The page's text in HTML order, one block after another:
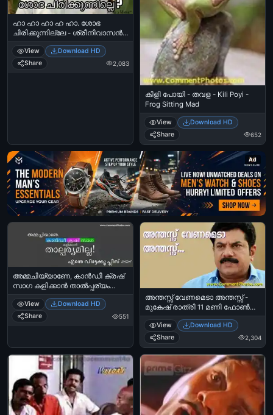
ഹാ ഹാ ഹാ ഹ ഹാ. ശോഭ
ചിരിക്കുന്നില്ലേ - ശ്രീനിവാസന്‍,
വടക്കുനോക്കിയന്ത്രം -
Hahahahaa. Shobha
Chirikkunnilley. Sreenivasan in
Vadakkunokkiyanthram
View
Download HD
Share
2,083
കിളി പോയി - തവള - Kili Poyi -
Frog Sitting Mad
View
Download HD
Share
652
Ad
അമ്മചിയ്യാണേ, കാന്‍ഡീ ക്രഷ്
സാഗ കളിക്കാന്‍ താല്‍പ്പര്യം
ഇല്ല. എന്നെ വിട്ടേക്ക് പ്ലീസ് -
Ammachiyaane Candy Crush Saga
Kalikkaan Thalparyam Illa. Enne
Vittekku Please.
View
Download HD
Share
551
അന്തസ്സ് വേണമെടാ അന്തസ്സ് -
മുകേഷ് രാത്രി 11 മണി ഫോണ്‍
കോള്‍ - Anthas Venameda
Anthassu - Mukesh Night 11 O
Clock Phone Call
View
Download HD
Share
2,304